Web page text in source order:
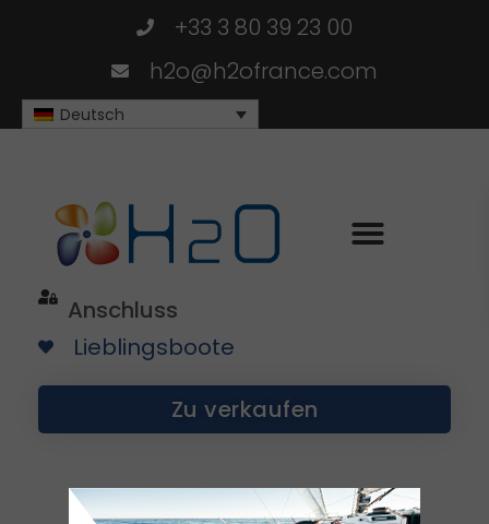
+33 3 80 39 23 00
h2o@h2ofrance.com
Deutsch
Anschluss
Lieblingsboote
Zu verkaufen
Reduzierter Preis